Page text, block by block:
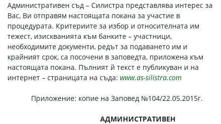
Административен съд – Силистра представлява интерес за
Вас, Ви отправям настоящата покана за участие в
процедурата. Критериите за избор и относителната им
тежест, изискванията към банките – участници,
необходимите документи, редът за подаването им и
крайният срок, са посочени в заповедта, приложена към
настоящата покана. Пълният й текст е публикуван и на
интернет – страницата на съда: www.as-silistra.com
Приложение: копие на Заповед №104/22.05.2015г.
АДМИНИСТРАТИВЕН